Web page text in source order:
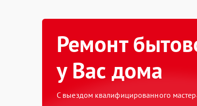
Ремонт
у Вас дома
С выездом квалифицированного